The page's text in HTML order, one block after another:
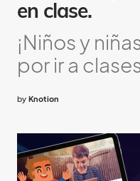
en clase.
¡Niños y
por ir a
by Knotion